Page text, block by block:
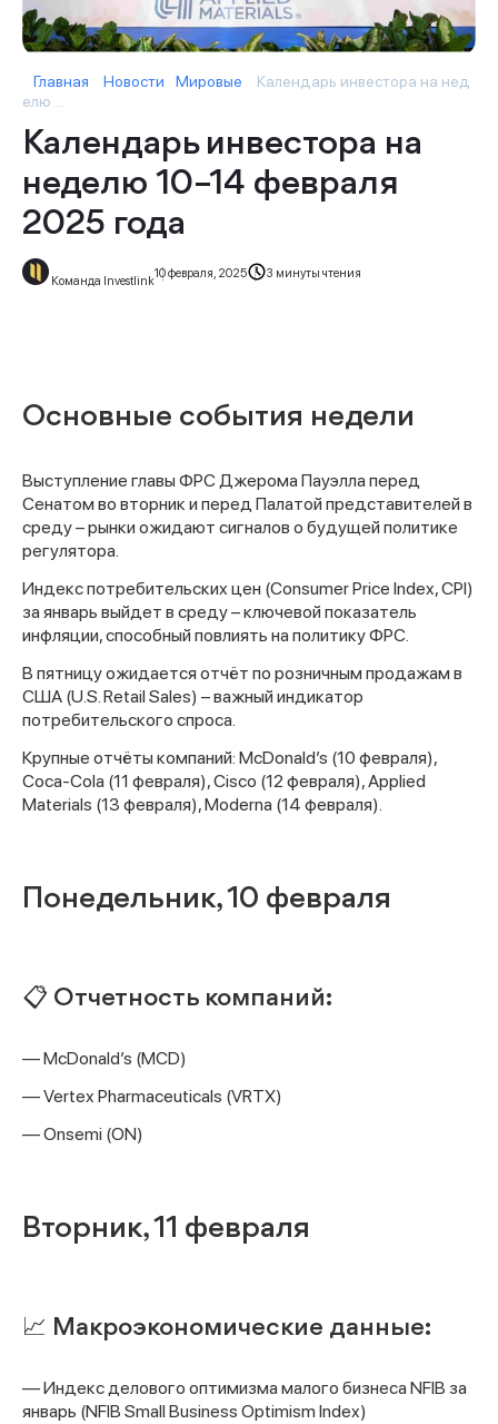
Главная Новости Мировые
Календарь инвестора на нед
елю ...
Календарь инвестора на
неделю 10–14 февраля
2025 года
Команда Investlink
10 февраля, 2025 3 минуты чтения
Основные события недели
Выступление главы ФРС Джерома Пауэлла перед
Сенатом во вторник и перед Палатой представителей в
среду – рынки ожидают сигналов о будущей политике
регулятора.
Индекс потребительских цен (Consumer Price Index, CPI)
за январь выйдет в среду – ключевой показатель
инфляции, способный повлиять на политику ФРС.
В пятницу ожидается отчёт по розничным продажам в
США (U.S. Retail Sales) – важный индикатор
потребительского спроса.
Крупные отчёты компаний: McDonald’s (10 февраля),
Coca-Cola (11 февраля), Cisco (12 февраля), Applied
Materials (13 февраля), Moderna (14 февраля).
Понедельник, 10 февраля
📋 Отчетность компаний:
— McDonald’s (MCD)
— Vertex Pharmaceuticals (VRTX)
— Onsemi (ON)
Вторник, 11 февраля
📈 Макроэкономические данные:
— Индекс делового оптимизма малого бизнеса NFIB за
январь (NFIB Small Business Optimism Index)